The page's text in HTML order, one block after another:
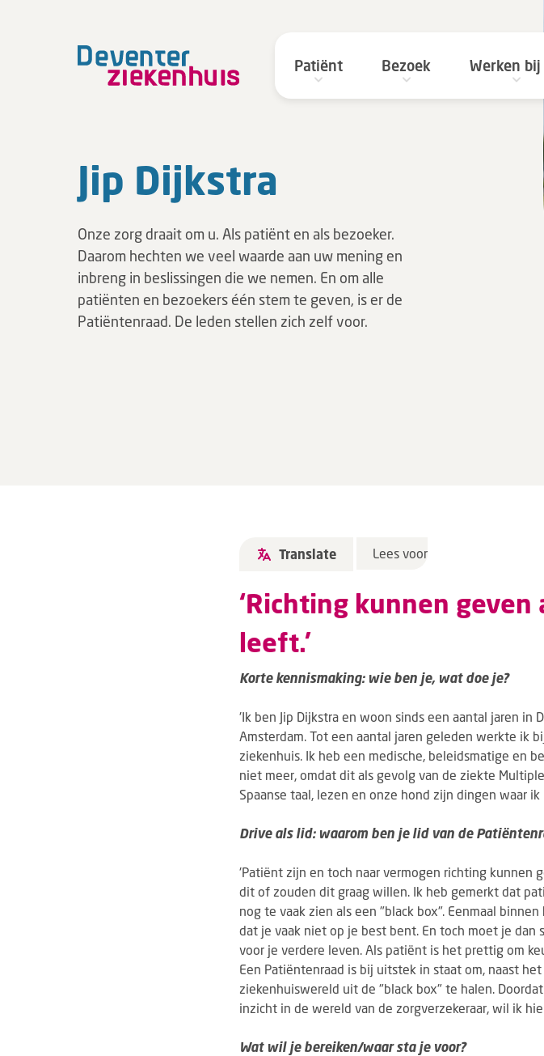
Patiënt Bezoek Werken bij
Jip Dijkstra
Onze zorg draait om u. Als patiënt en als bezoeker.
Daarom hechten we veel waarde aan uw mening en
inbreng in beslissingen die we nemen. En om alle
patiënten en bezoekers één stem te geven, is er de
Patiëntenraad. De leden stellen zich zelf voor.
Translate Lees voor
‘Richting kunnen
leeft.’
Korte kennismaking: wie ben je, wat doe je?
'Ik ben Jip Dijkstra en woon sinds een aantal jaren in
Amsterdam. Tot een aantal jaren geleden werkte ik
ziekenhuis. Ik heb een medische, beleidsmatige en
niet meer, omdat dit als gevolg van de ziekte
Spaanse taal, lezen en onze hond zijn dingen waar
Drive als lid: waarom ben je lid van de
'Patiënt zijn en toch naar vermogen richting kunnen
dit of zouden dit graag willen. Ik heb gemerkt dat
nog te vaak zien als een "black box". Eenmaal
dat je vaak niet op je best bent. En toch moet je dan
voor je verdere leven. Als patiënt is het prettig om
Een Patiëntenraad is bij uitstek in staat om, naast
ziekenhuiswereld uit de "black box" te halen.
inzicht in de wereld van de zorgverzekeraar, wil ik
Wat wil je bereiken/waar sta je voor?